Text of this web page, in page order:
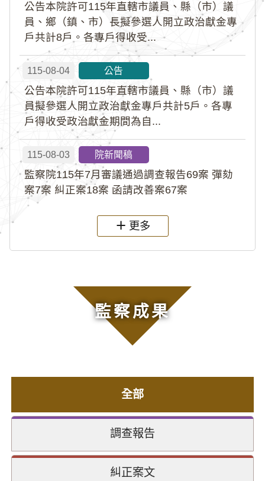
公告本院許可115年直轄市議員、縣（市）議
員、鄉（鎮、市）長擬參選人開立政治獻金專
戶共計8戶。各專戶得收受...
115-08-04 公告
公告本院許可115年直轄市議員、縣（市）議
員擬參選人開立政治獻金專戶共計5戶。各專
戶得收受政治獻金期間為自...
115-08-03 院新聞稿
監察院115年7月審議通過調查報告69案 彈劾
案7案 糾正案18案 函請改善案67案
更多
監察成果
全部
調查報告
糾正案文